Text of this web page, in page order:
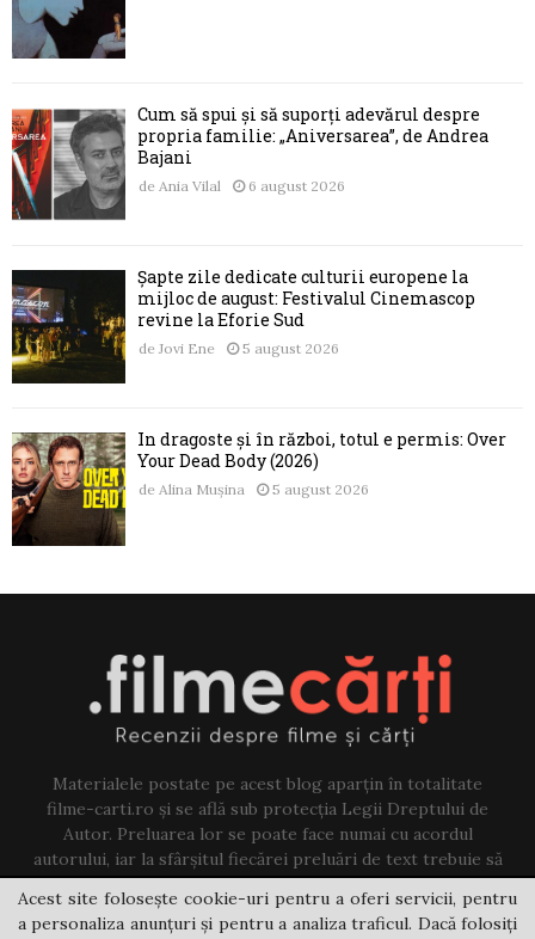
Cum să spui și să suporți adevărul despre
propria familie: „Aniversarea”, de Andrea
Bajani
de Ania Vilal 6 august 2026
Șapte zile dedicate culturii europene la
mijloc de august: Festivalul Cinemascop
revine la Eforie Sud
de Jovi Ene 5 august 2026
În dragoste și în război, totul e permis: Over
Your Dead Body (2026)
de Alina Mușina 5 august 2026
Materialele postate pe acest blog aparțin în totalitate
filme-carti.ro și se află sub protecția Legii Dreptului de
Autor. Preluarea lor se poate face numai cu acordul
autorului, iar la sfârșitul fiecărei preluări de text trebuie să
existe un link către acest blog.
Contact us:jovi@filme-carti.ro
Acest site folosește cookie-uri pentru a oferi servicii, pentru
a personaliza anunțuri și pentru a analiza traficul. Dacă folosiți